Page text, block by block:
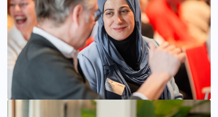
Bekijk afbeelding groter